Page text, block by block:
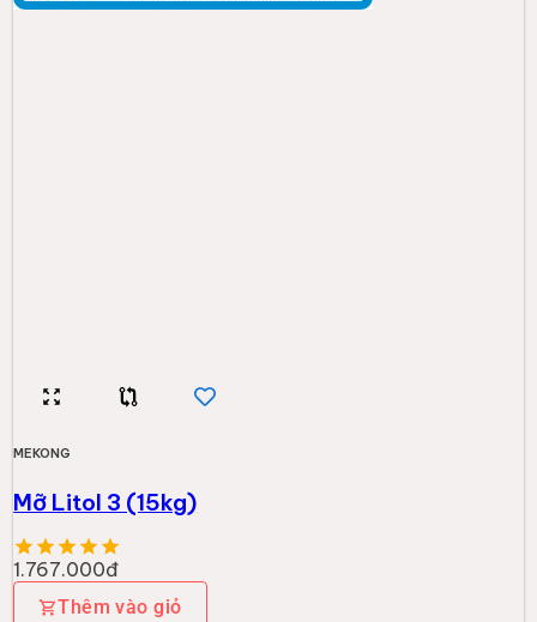
MEKONG
Mỡ Litol 3 (15kg)
1.767.000đ
Thêm vào giỏ